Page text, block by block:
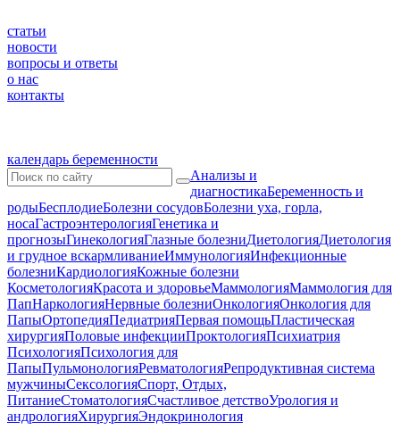
статьи
новости
вопросы и ответы
о нас
контакты
календарь беременности
Анализы и
диагностикаБеременность и
родыБесплодиеБолезни сосудовБолезни уха, горла,
носаГастроэнтерологияГенетика и
прогнозыГинекологияГлазные болезниДиетологияДиетология
и грудное вскармливаниеИммунологияИнфекционные
болезниКардиологияКожные болезни
КосметологияКрасота и здоровьеМаммологияМаммология для
ПапНаркологияНервные болезниОнкологияОнкология для
ПапыОртопедияПедиатрияПервая помощьПластическая
хирургияПоловые инфекцииПроктологияПсихиатрия
ПсихологияПсихология для
ПапыПульмонологияРевматологияРепродуктивная система
мужчиныСексологияСпорт, Отдых,
ПитаниеСтоматологияСчастливое детствоУрология и
андрологияХирургияЭндокринология